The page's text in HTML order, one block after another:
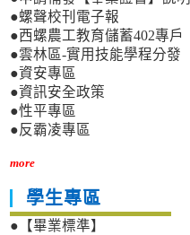
●螺聲校刊電子報
●西螺農工教育儲蓄402專戶
●雲林區-實用技能學程分發
●資安專區
●資訊安全政策
●性平專區
●反霸凌專區
more
學生專區
●【畢業標準】